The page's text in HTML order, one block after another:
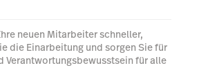
neuen Mitarbeiter schneller,
die Einarbeitung und sorgen Sie für
Verantwortungsbewusstsein für alle